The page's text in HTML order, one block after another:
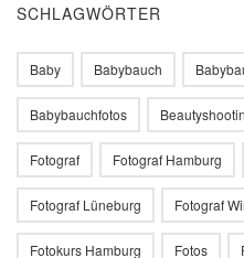
SCHLAGWÖRTER
Baby Babybauch
Babybauchfotos
Fotograf Fotograf Hamburg
Fotograf Lüneburg Fotograf
Fotokurs Hamburg Fotos